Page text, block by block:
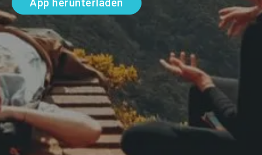
App herunterladen